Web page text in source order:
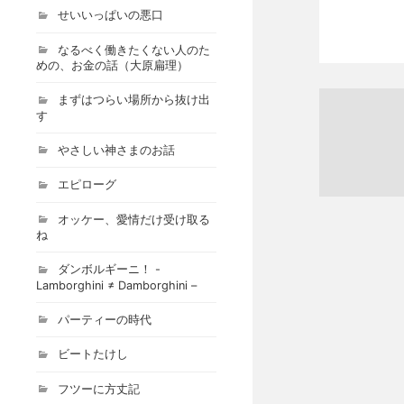
せいいっぱいの悪口
なるべく働きたくない人のた
めの、お金の話（大原扁理）
まずはつらい場所から抜け出
す
やさしい神さまのお話
エピローグ
オッケー、愛情だけ受け取る
ね
ダンボルギーニ！ -
Lamborghini ≠ Damborghini –
パーティーの時代
ビートたけし
フツーに方丈記